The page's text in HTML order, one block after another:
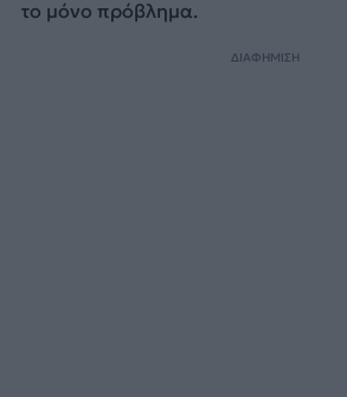
το μόνο πρόβλημα.
ΔΙΑΦΗΜΙΣΗ